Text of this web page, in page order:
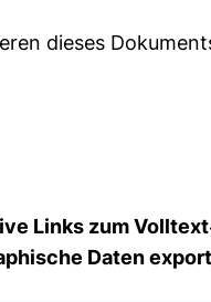
dieses
Links zum Volltext
Daten